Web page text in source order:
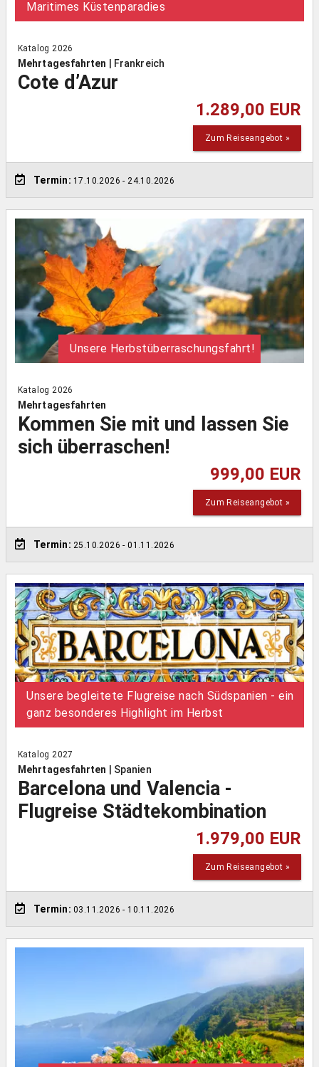
Maritimes Küstenparadies
Katalog 2026
Mehrtagesfahrten Frankreich
Cote d’Azur
1.289,00 EUR
Zum Reiseangebot »
Termin: 17.10.2026- 24.10.2026
Unsere Herbstüberraschungsfahrt!
Katalog 2026
Mehrtagesfahrten
Kommen Sie mit und lassen Sie
sich überraschen!
999,00 EUR
Zum Reiseangebot »
Termin: 25.10.2026- 01.11.2026
Unsere begleitete Flugreise nach Südspanien - ein
ganz besonderes Highlight im Herbst
Katalog 2027
Mehrtagesfahrten Spanien
Barcelona und Valencia -
Flugreise Städtekombination
1.979,00 EUR
Zum Reiseangebot »
Termin: 03.11.2026- 10.11.2026